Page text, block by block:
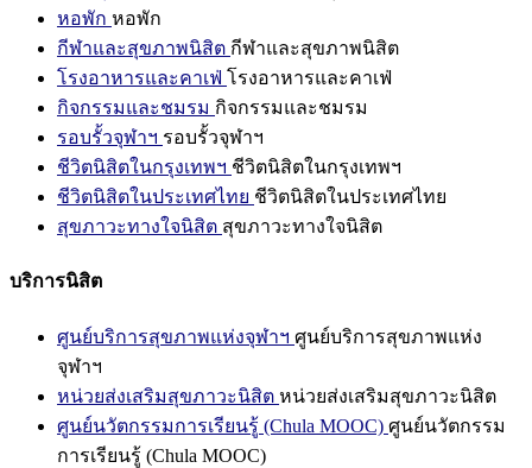
หอพัก หอพัก
กีฬาและสุขภาพนิสิต กีฬาและสุขภาพนิสิต
โรงอาหารและคาเฟ่ โรงอาหารและคาเฟ่
กิจกรรมและชมรม กิจกรรมและชมรม
รอบรั้วจุฬาฯ รอบรั้วจุฬาฯ
ชีวิตนิสิตในกรุงเทพฯ ชีวิตนิสิตในกรุงเทพฯ
ชีวิตนิสิตในประเทศไทย ชีวิตนิสิตในประเทศไทย
สุขภาวะทางใจนิสิต สุขภาวะทางใจนิสิต
บริการนิสิต
ศูนย์บริการสุขภาพแห่งจุฬาฯ ศูนย์บริการสุขภาพแห่ง
จุฬาฯ
หน่วยส่งเสริมสุขภาวะนิสิต หน่วยส่งเสริมสุขภาวะนิสิต
ศูนย์นวัตกรรมการเรียนรู้ (Chula MOOC) ศูนย์นวัตกรรม
การเรียนรู้ (Chula MOOC)